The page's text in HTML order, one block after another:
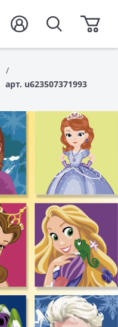
арт. u623507371993